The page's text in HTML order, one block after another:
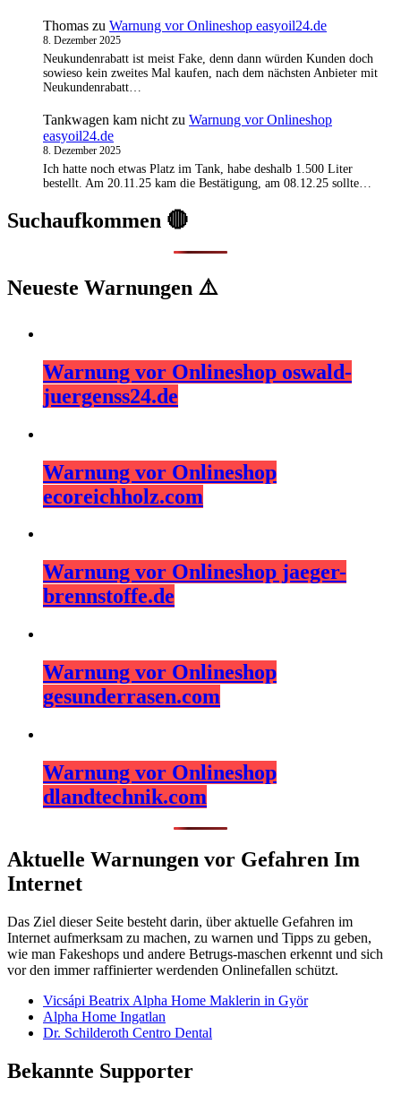
Thomas zu Warnung vor Onlineshop easyoil24.de
8. Dezember 2025
Neukundenrabatt ist meist Fake, denn dann würden Kunden doch
sowieso kein zweites Mal kaufen, nach dem nächsten Anbieter mit
Neukundenrabatt…
Tankwagen kam nicht zu Warnung vor Onlineshop
easyoil24.de
8. Dezember 2025
Ich hatte noch etwas Platz im Tank, habe deshalb 1.500 Liter
bestellt. Am 20.11.25 kam die Bestätigung, am 08.12.25 sollte…
Suchaufkommen 🔴
Neueste Warnungen ⚠️
Warnung vor Onlineshop oswald-
juergenss24.de
Warnung vor Onlineshop
ecoreichholz.com
Warnung vor Onlineshop jaeger-
brennstoffe.de
Warnung vor Onlineshop
gesunderrasen.com
Warnung vor Onlineshop
dlandtechnik.com
Aktuelle Warnungen vor Gefahren Im
Internet
Das Ziel dieser Seite besteht darin, über aktuelle Gefahren im
Internet aufmerksam zu machen, zu warnen und Tipps zu geben,
wie man Fakeshops und andere Betrugs-maschen erkennt und sich
vor den immer raffinierter werdenden Onlinefallen schützt.
Vicsápi Beatrix Alpha Home Maklerin in Györ
Alpha Home Ingatlan
Dr. Schilderoth Centro Dental
Bekannte Supporter